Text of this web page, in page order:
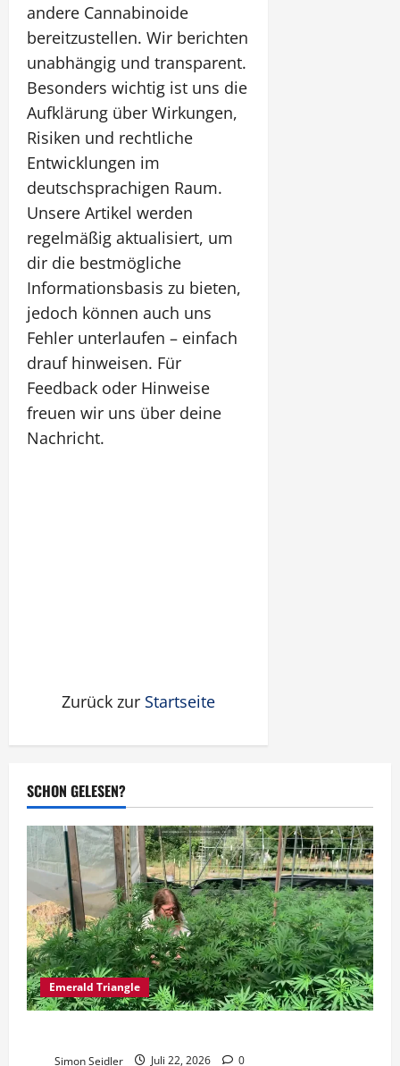
andere Cannabinoide
bereitzustellen. Wir berichten
unabhängig und transparent.
Besonders wichtig ist uns die
Aufklärung über Wirkungen,
Risiken und rechtliche
Entwicklungen im
deutschsprachigen Raum.
Unsere Artikel werden
regelmäßig aktualisiert, um
dir die bestmögliche
Informationsbasis zu bieten,
jedoch können auch uns
Fehler unterlaufen – einfach
drauf hinweisen. Für
Feedback oder Hinweise
freuen wir uns über deine
Nachricht.
Zurück zur Startseite
SCHON GELESEN?
Emerald Triangle
Simon Seidler Juli 22, 2026 0